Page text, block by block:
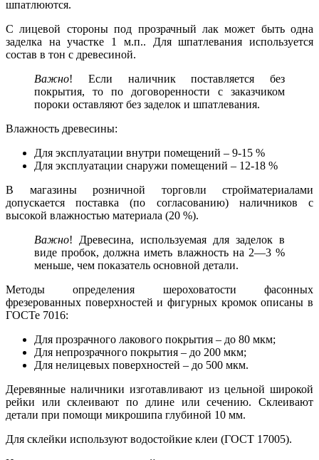
шпатлюются.
С лицевой стороны под прозрачный лак может быть одна
заделка на участке 1 м.п.. Для шпатлевания используется
состав в тон с древесиной.
Важно! Если наличник поставляется без
покрытия, то по договоренности с заказчиком
пороки оставляют без заделок и шпатлевания.
Влажность древесины:
Для эксплуатации внутри помещений – 9-15 %
Для эксплуатации снаружи помещений – 12-18 %
В магазины розничной торговли стройматериалами
допускается поставка (по согласованию) наличников с
высокой влажностью материала (20 %).
Важно! Древесина, используемая для заделок в
виде пробок, должна иметь влажность на 2—3 %
меньше, чем показатель основной детали.
Методы определения шероховатости фасонных
фрезерованных поверхностей и фигурных кромок описаны в
ГОСТе 7016:
Для прозрачного лакового покрытия – до 80 мкм;
Для непрозрачного покрытия – до 200 мкм;
Для нелицевых поверхностей – до 500 мкм.
Деревянные наличники изготавливают из цельной широкой
рейки или склеивают по длине или сечению. Склеивают
детали при помощи микрошипа глубиной 10 мм.
Для склейки используют водостойкие клеи (ГОСТ 17005).